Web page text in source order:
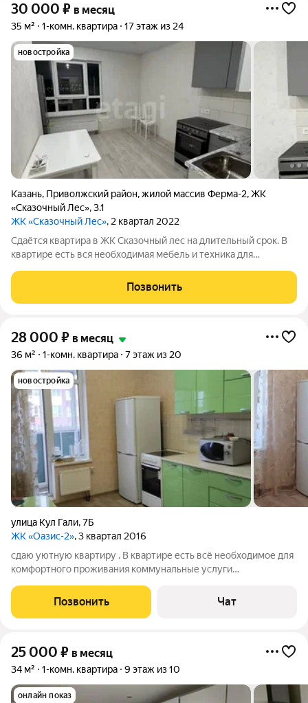
30 000 ₽ в месяц
35 м² 1-комн. квартира 17 этаж из 24
новостройка
Казань, Приволжский район,жилой массив Ферма-2,ЖК
«Сказочный Лес»,3.1
ЖК «Сказочный Лес», 2 квартал 2022
Сдаётся квартира в ЖК Сказочный лес на длительный срок. В
квартире есть вся необходимая мебель и техника для
руб. + КУ Квартира в новом сданном доме Жилого комплекса
Сказочный лес в самом центре
Позвонить
28 000 ₽ в месяц
36 м² 1-комн. квартира 7 этаж из 20
новостройка
улица Кул Гали,7Б
ЖК «Оазис-2», 3 квартал 2016
сдаю уютную квартиру . В квартире есть всё необходимое для
комфортного проживания коммунальные услуги
Позвонить Чат
25 000 ₽ в месяц
34 м² 1-комн. квартира 9 этаж из 10
онлайн показ